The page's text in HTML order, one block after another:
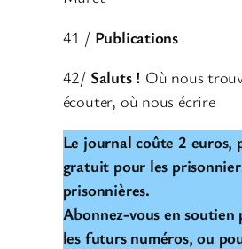
41 / Publications
42/ Saluts ! Où nous
écouter, où nous écrire
Le journal coûte 2 euros,
gratuit pour les
prisonnières.
Abonnez-vous en soutien
les futurs numéros, ou